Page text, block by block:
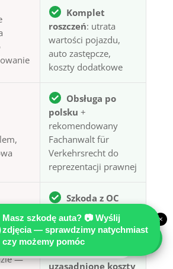
Komplet
roszczeń: utrata
wartości pojazdu,
auto zastępcze,
koszty dodatkowe
Obsługa po
polsku +
rekomendowany
Fachanwalt für
Verkehrsrecht do
reprezentacji prawnej
stanie
—
Szkoda z OC
sprawcy w
Niemczech przy
jednoznacznej
uzasadnione koszty
Masz szkodę auta? 📷 Wyślij
zdjęcia — sprawdzimy natychmiast
czy możemy pomóc
×
auta? Wyślij zdjęcia —
natychmiast, czy możemy